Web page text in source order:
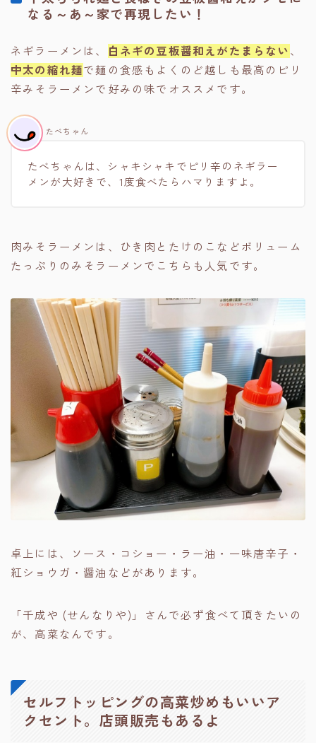
なる～あ～家で再現したい！
ネギラーメンは、 白ネギの豆板醤和えがたまらない、
中太の縮れ麺で麺の食感もよくのど越しも最高のピリ
辛みそラーメンで好みの味でオススメです。
たべちゃんは、シャキシャキでピリ辛のネギラー
メンが大好きで、1度食べたらハマりますよ。
たべちゃん
肉みそラーメンは、ひき肉とたけのこなどボリューム
たっぷりのみそラーメンでこちらも人気です。
卓上には、ソース・コショー・ラー油・一味唐辛子・
紅ショウガ・醤油などがあります。
「千成や (せんなりや)」さんで必ず食べて頂きたいの
が、高菜なんです。
セルフトッピングの高菜炒めもいいア
クセント。店頭販売もあるよ